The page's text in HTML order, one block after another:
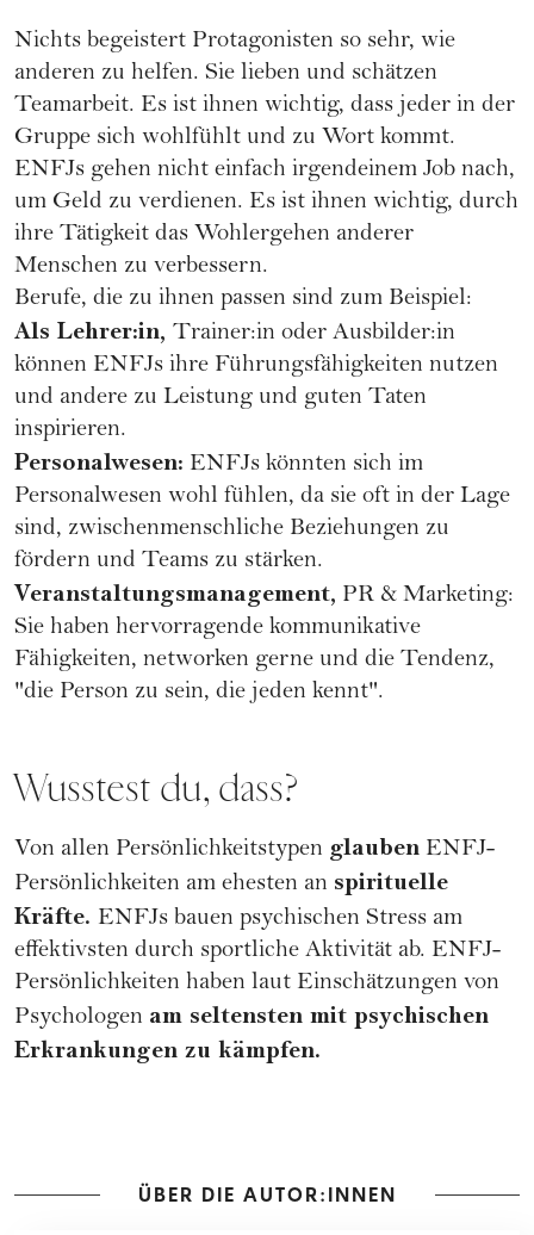
Nichts begeistert Protagonisten so sehr, wie
anderen zu helfen. Sie lieben und schätzen
Teamarbeit. Es ist ihnen wichtig, dass jeder in der
Gruppe sich wohlfühlt und zu Wort kommt.
ENFJs gehen nicht einfach irgendeinem Job nach,
um Geld zu verdienen. Es ist ihnen wichtig, durch
ihre Tätigkeit das Wohlergehen anderer
Menschen zu verbessern.
Berufe, die zu ihnen passen sind zum Beispiel:
Als Lehrer:in, Trainer:in oder Ausbilder:in
können ENFJs ihre Führungsfähigkeiten nutzen
und andere zu Leistung und guten Taten
inspirieren.
Personalwesen: ENFJs könnten sich im
Personalwesen wohl fühlen, da sie oft in der Lage
sind, zwischenmenschliche Beziehungen zu
fördern und Teams zu stärken.
Veranstaltungsmanagement, PR & Marketing:
Sie haben hervorragende kommunikative
Fähigkeiten, networken gerne und die Tendenz,
"die Person zu sein, die jeden kennt".
Wusstest du, dass?
Von allen Persönlichkeitstypen glauben ENFJ-
Persönlichkeiten am ehesten an spirituelle
Kräfte. ENFJs bauen psychischen Stress am
effektivsten durch sportliche Aktivität ab. ENFJ-
Persönlichkeiten haben laut Einschätzungen von
Psychologen am seltensten mit psychischen
Erkrankungen zu kämpfen.
ÜBER DIE AUTOR:INNEN